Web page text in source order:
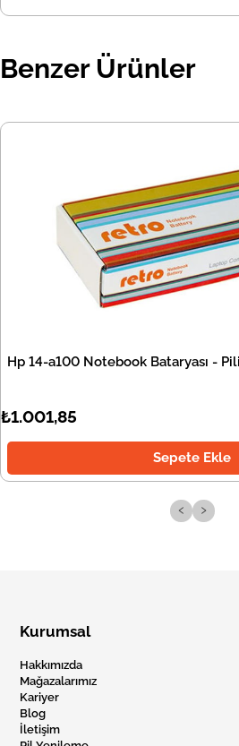
Benzer Ürünler
Hp 14-a100 Notebook Bataryası -
₺1.001,85
Sepete Ekle
‹ ›
Kurumsal
Hakkımızda
Mağazalarımız
Kariyer
Blog
İletişim